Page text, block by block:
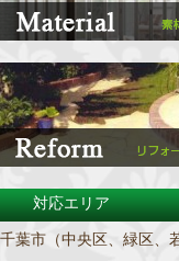
対応エリア
千葉市（中央区、緑区、